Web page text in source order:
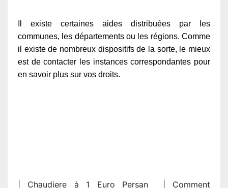
Il existe certaines aides distribuées par les
communes, les départements ou les régions. Comme
il existe de nombreux dispositifs de la sorte, le mieux
est de contacter les instances correspondantes pour
en savoir plus sur vos droits.
| Chaudiere à 1 Euro Persan | Comment